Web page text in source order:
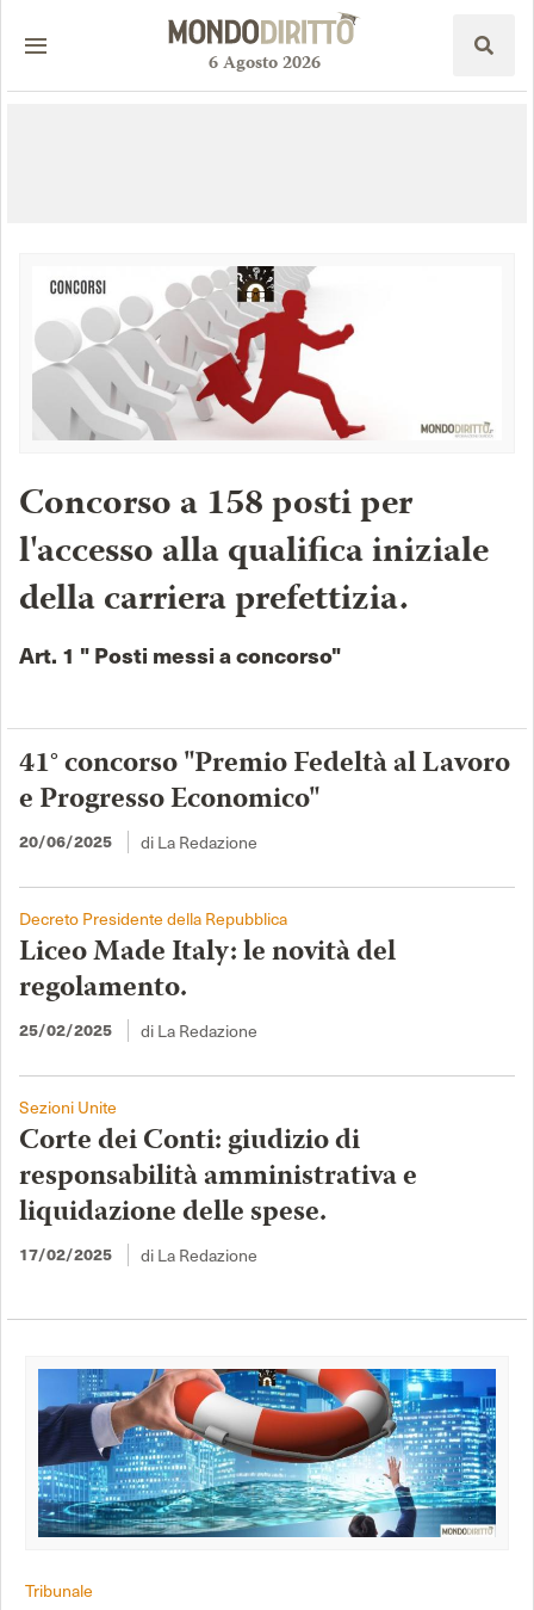
6Agosto2026
Concorso a 158 posti per
l'accesso alla qualifica iniziale
della carriera prefettizia.
Art. 1 " Posti messi a concorso"
41° concorso "Premio Fedeltà al Lavoro
e Progresso Economico"
20/06/2025 di La Redazione
Decreto Presidente della Repubblica
Liceo Made Italy: le novità del
regolamento.
25/02/2025 di La Redazione
Sezioni Unite
Corte dei Conti: giudizio di
responsabilità amministrativa e
liquidazione delle spese.
17/02/2025 di La Redazione
Tribunale